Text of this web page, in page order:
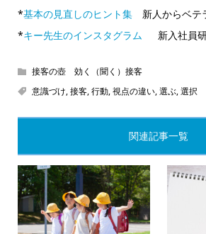
*基本の見直しのヒント集新人からベテ
*キー先生のインスタグラム 新入社員
接客の壺 効く（聞く）接客
意識づけ,接客,行動,視点の違い,選ぶ,選択
関連記事一覧